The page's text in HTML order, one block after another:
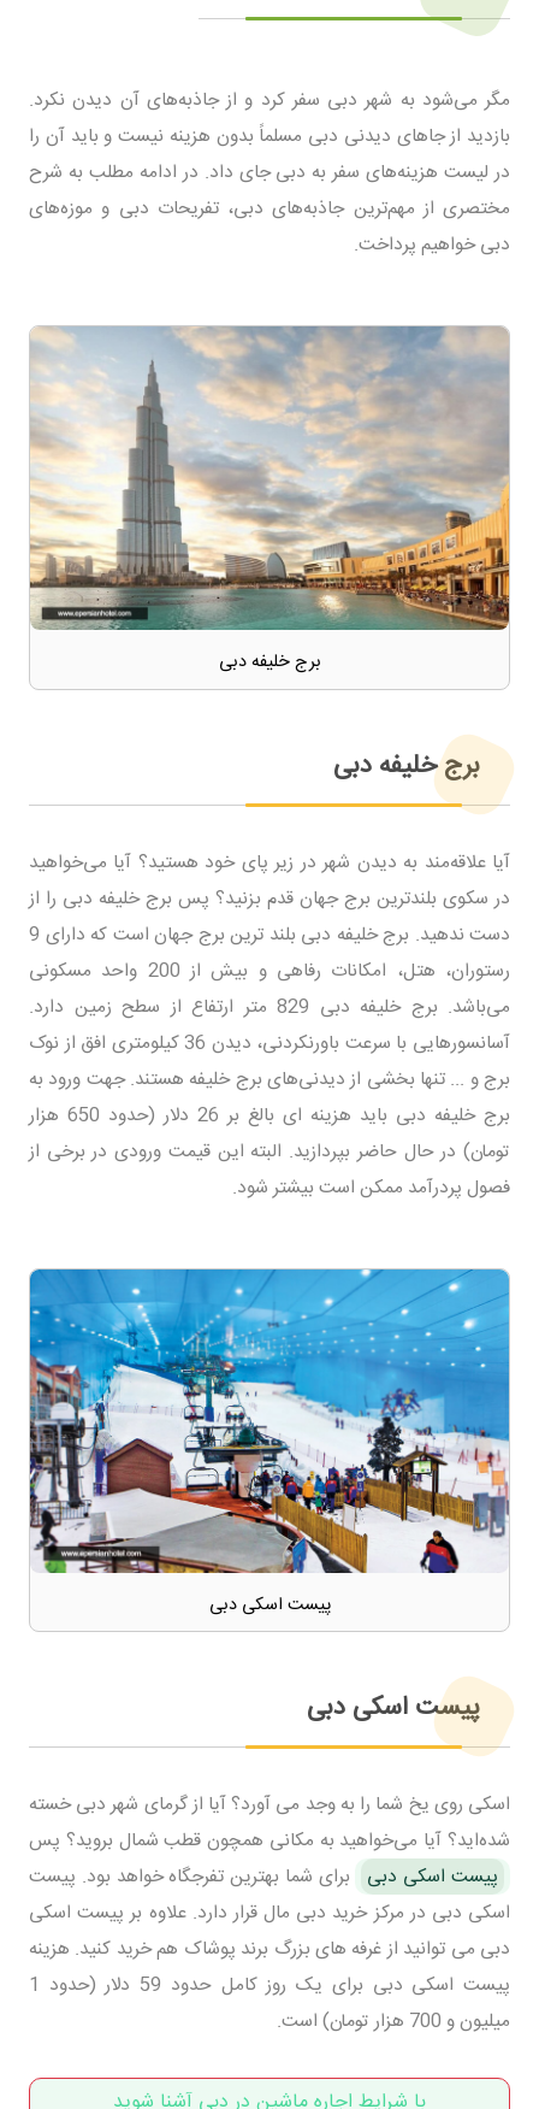
مگر می‌شود به شهر دبی سفر کرد و از جاذبه‌های آن دیدن نکرد.
بازدید از جاهای دیدنی دبی مسلماً بدون هزینه نیست و باید آن را
در لیست هزینه‌های سفر به دبی جای داد. در ادامه مطلب به شرح
مختصری از مهم‌ترین جاذبه‌های دبی، تفریحات دبی و موزه‌های
دبی خواهیم پرداخت.
برج خلیفه دبی
برج خلیفه دبی
آیا علاقه‌مند به دیدن شهر در زیر پای خود هستید؟ آیا می‌خواهید
در سکوی بلندترین برج جهان قدم بزنید؟ پس برج خلیفه دبی را از
دست ندهید. برج خلیفه دبی بلند ترین برج جهان است که دارای 9
رستوران، هتل، امکانات رفاهی و بیش از 200 واحد مسکونی
می‌باشد. برج خلیفه دبی 829 متر ارتفاع از سطح زمین دارد.
آسانسورهایی با سرعت باورنکردنی، دیدن 36 کیلومتری افق از نوک
برج و ... تنها بخشی از دیدنی‌های برج خلیفه هستند. جهت ورود به
برج خلیفه دبی باید هزینه ای بالغ بر 26 دلار (حدود 650 هزار
تومان) در حال حاضر بپردازید. البته این قیمت ورودی در برخی از
فصول پردرآمد ممکن است بیشتر شود.
پیست اسکی دبی
پیست اسکی دبی
اسکی روی یخ شما را به وجد می آورد؟ آیا از گرمای شهر دبی خسته
شده‌اید؟ آیا می‌خواهید به مکانی همچون قطب شمال بروید؟ پس
پیست اسکی دبی
برای شما بهترین تفرجگاه خواهد بود. پیست
اسکی دبی در مرکز خرید دبی مال قرار دارد. علاوه بر پیست اسکی
دبی می توانید از غرفه های بزرگ برند پوشاک هم خرید کنید. هزینه
پیست اسکی دبی برای یک روز کامل حدود 59 دلار (حدود 1
میلیون و 700 هزار تومان) است.